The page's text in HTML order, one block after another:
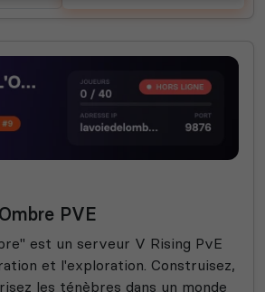
PVE
est un serveur V Rising PvE
et l'exploration. Construisez,
les ténèbres dans un monde